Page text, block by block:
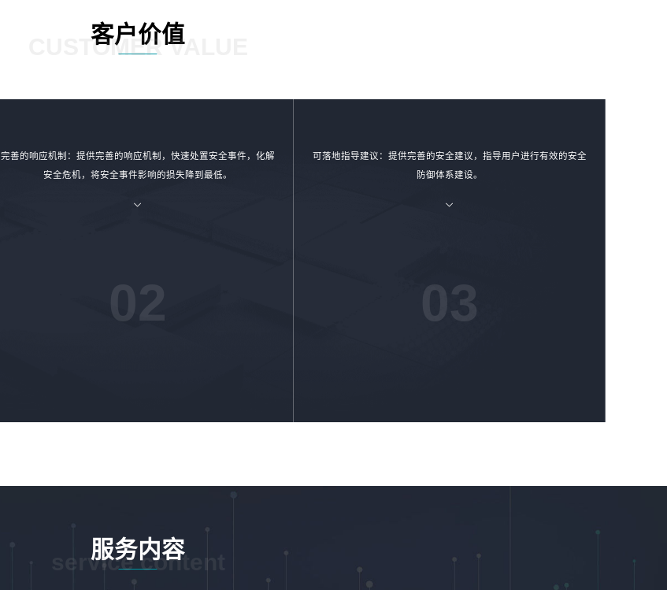
客户价值
CUSTOMER VALUE
完善的响应机制：提供完善的响应机制，快速处置安全事件，化解
安全危机，将安全事件影响的损失降到最低。
02
可落地指导建议：提供完善的安全建议，指导用户进行有效的安全
防御体系建设。
03
服务内容
service content